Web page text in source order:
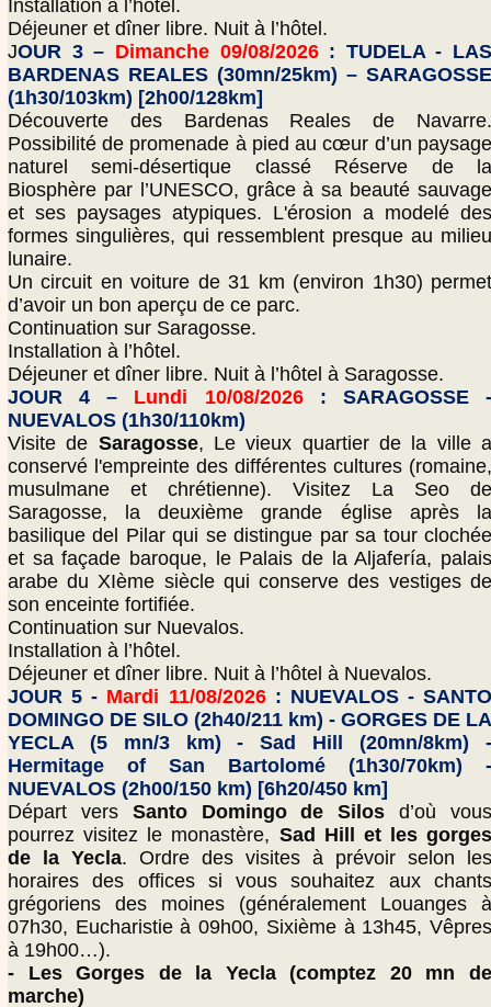
Installation à l’hôtel.
Déjeuner et dîner libre. Nuit à l’hôtel.
JOUR 3 – Dimanche 09/08/2026 : TUDELA -
BARDENAS REALES (30mn/25km) – SARAGOSSE
(1h30/103km) [2h00/128km]
Découverte des Bardenas Reales de Navarre.
Possibilité de promenade à pied au cœur d’un paysage
naturel semi-désertique classé Réserve de la
Biosphère par l’UNESCO, grâce à sa beauté sauvage
et ses paysages atypiques. L'érosion a modelé des
formes singulières, qui ressemblent presque au milieu
lunaire.
Un circuit en voiture de 31 km (environ 1h30) permet
d’avoir un bon aperçu de ce parc.
Continuation sur Saragosse.
Installation à l’hôtel.
Déjeuner et dîner libre. Nuit à l’hôtel à Saragosse.
JOUR 4 – Lundi 10/08/2026 : SARAGOSSE
NUEVALOS (1h30/110km)
Visite de Saragosse, Le vieux quartier de la ville
conservé l'empreinte des différentes cultures (romaine,
musulmane et chrétienne). Visitez La Seo de
Saragosse, la deuxième grande église après la
basilique del Pilar qui se distingue par sa tour clochée
et sa façade baroque, le Palais de la Aljafería, palais
arabe du XIème siècle qui conserve des vestiges de
son enceinte fortifiée.
Continuation sur Nuevalos.
Installation à l’hôtel.
Déjeuner et dîner libre. Nuit à l’hôtel à Nuevalos.
JOUR 5 - Mardi 11/08/2026: NUEVALOS -
DOMINGO DE SILO (2h40/211 km) - GORGES DE LA
YECLA (5 mn/3 km) - Sad Hill (20mn/8km) -
Hermitage of San Bartolomé (1h30/70km) -
NUEVALOS (2h00/150 km) [6h20/450 km]
Départ vers Santo Domingo de Silos d’où vous
pourrez visitez le monastère, Sad Hill et les
de la Yecla. Ordre des visites à prévoir selon
horaires des offices si vous souhaitez aux chants
grégoriens des moines (généralement Louanges à
07h30, Eucharistie à 09h00, Sixième à 13h45, Vêpres
à 19h00…).
- Les Gorges de la Yecla (comptez 20 mn de
marche)